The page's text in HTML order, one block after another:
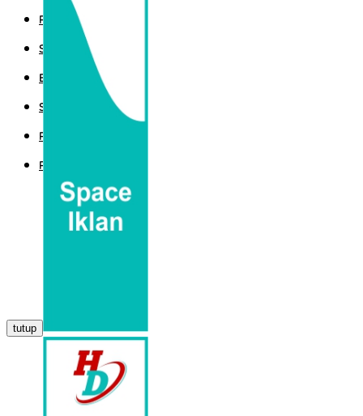
POLITIK
SPORT
EKBIS
SAINTEK
PEMERINTAHAN
PARLEMEN
tutup